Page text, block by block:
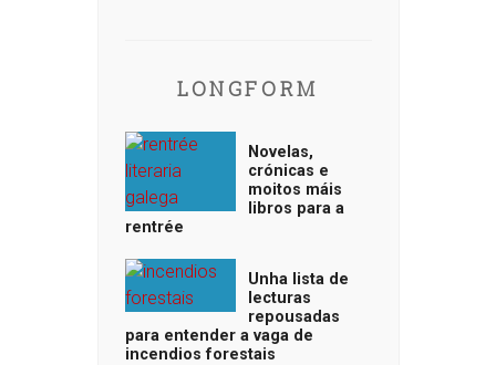
LONGFORM
Novelas,
crónicas e
moitos máis
libros para a
rentrée
Unha lista de
lecturas
repousadas
para entender a vaga de
incendios forestais